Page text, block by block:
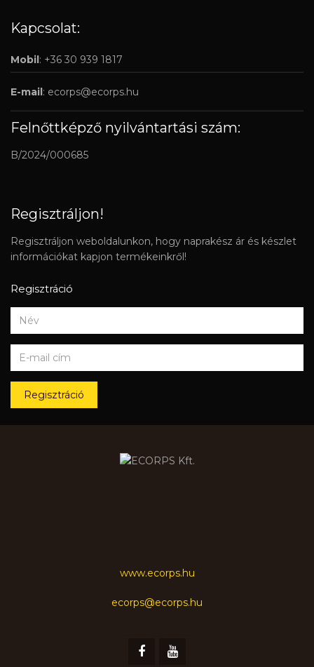
Kapcsolat:
Mobil: +36 30 939 1817
E-mail: ecorps@ecorps.hu
Felnőttképző nyilvántartási szám:
B/2024/000685
Regisztráljon!
Regisztráljon weboldalunkon, hogy naprakész ár és készlet
információkat kapjon termékeinkről!
Regisztráció
Regisztráció
www.ecorps.hu
ecorps@ecorps.hu